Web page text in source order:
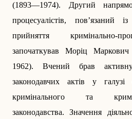
(1893—1974). Другий
процесуалістів, пов’язаний
прийняття кримінально-
започаткував Моріц
1962). Вчений брав
законодавчих актів у
кримінального та
законодавства. Значення